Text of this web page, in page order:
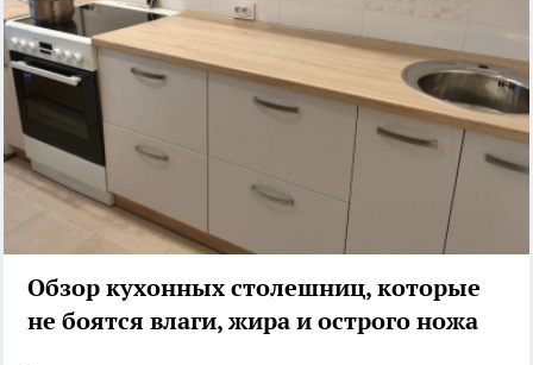
Обзор кухонных столешниц, которые
не боятся влаги, жира и острого ножа